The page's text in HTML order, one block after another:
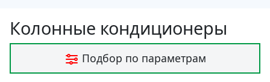
Колонные кондиционеры
Подбор по параметрам